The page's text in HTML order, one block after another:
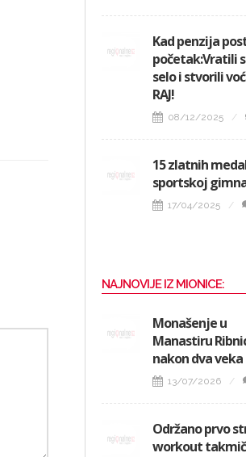
Kad penzija
početak:Vratili
selo i stvorili
RAJ!
08/12/2025
15 zlatnih
sportskoj
17/04/2025
NAJNOVIJE IZ MIONICE:
Monašenje u
Manastiru
nakon dva veka
13/07/2026
Održano prvo
workout